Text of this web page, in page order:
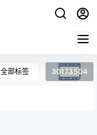
全部标签 30173504